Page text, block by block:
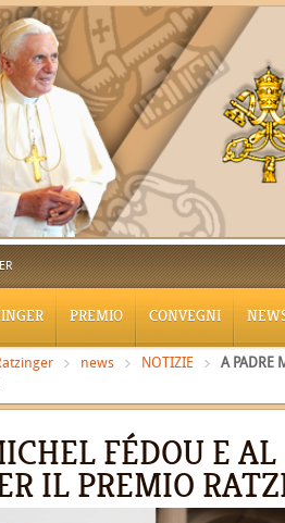
PREMIO CONVEGNI
news NOTIZIE
A PADRE
FÉDOU E AL
IL PREMIO